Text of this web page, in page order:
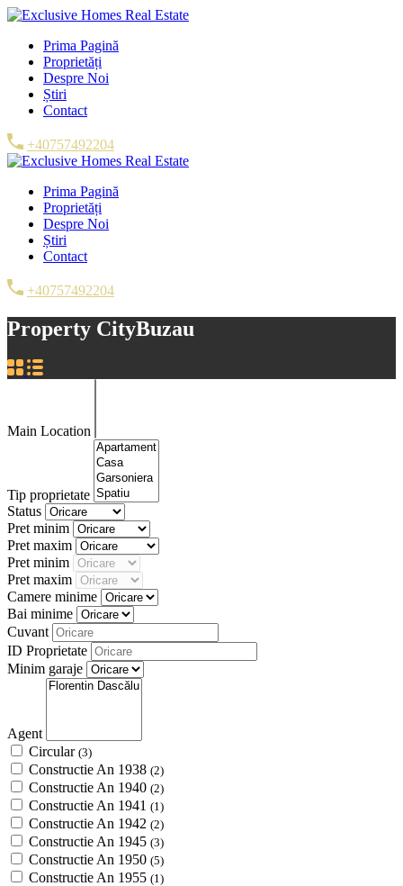
Prima Pagină
Proprietăți
Despre Noi
Știri
Contact
+40757492204
Prima Pagină
Proprietăți
Despre Noi
Știri
Contact
+40757492204
Property CityBuzau
Main Location
Tip proprietate
Status
Pret minim
Pret maxim
Pret minim
Pret maxim
Camere minime
Bai minime
Cuvant
ID Proprietate
Minim garaje
Agent
Circular (3)
Constructie An 1938 (2)
Constructie An 1940 (2)
Constructie An 1941 (1)
Constructie An 1942 (2)
Constructie An 1945 (3)
Constructie An 1950 (5)
Constructie An 1955 (1)